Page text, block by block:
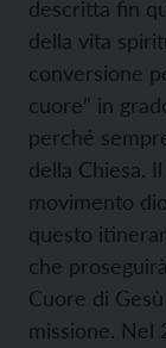
descritta fin
della vita
conversione
cuore” in
perché
della Chiesa.
movimento
questo
che
Cuore di
missione. Nel